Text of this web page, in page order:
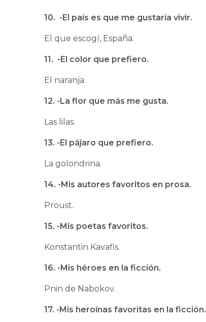
10. -El país es que me gustaría vivir.
El que escogí, España.
11. -El color que prefiero.
El naranja.
12. -La flor que más me gusta.
Las lilas.
13. -El pájaro que prefiero.
La golondrina.
14. -Mis autores favoritos en prosa.
Proust.
15. -Mis poetas favoritos.
Konstantin Kavafis.
16. -Mis héroes en la ficción.
Pnin de Nabokov.
17. -Mis heroínas favoritas en la ficción.